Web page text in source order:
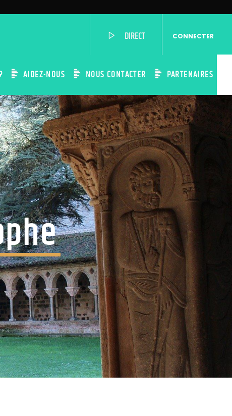
DIRECT CONNECTER
AIDEZ-NOUS NOUS CONTACTER PARTENAIRES